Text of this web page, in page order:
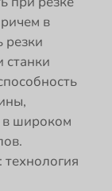
в
резки
станки
в широком